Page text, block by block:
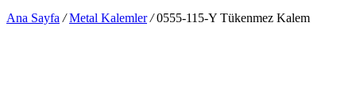
Ana Sayfa / Metal Kalemler /0555-115-Y Tükenmez Kalem